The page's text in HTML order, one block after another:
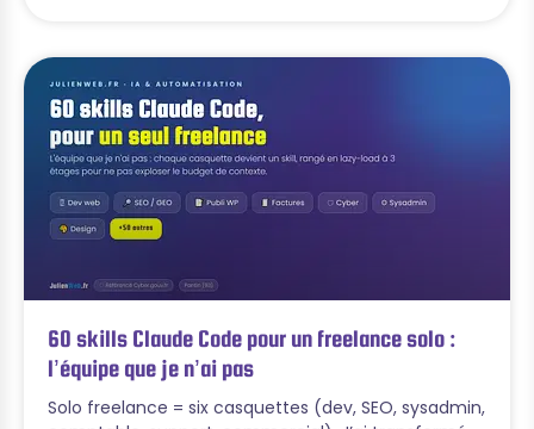
60 skills Claude Code pour un freelance solo :
l’équipe que je n’ai pas
Solo freelance = six casquettes (dev, SEO, sysadmin,